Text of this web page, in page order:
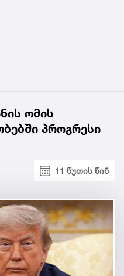
ომის
პროგრესი
11 წუთის წინ